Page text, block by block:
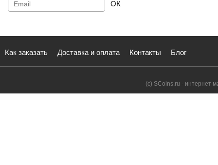
ОК
Как заказать Доставка и оплата Контакты Блог
(с) SCoins.ru - интернет